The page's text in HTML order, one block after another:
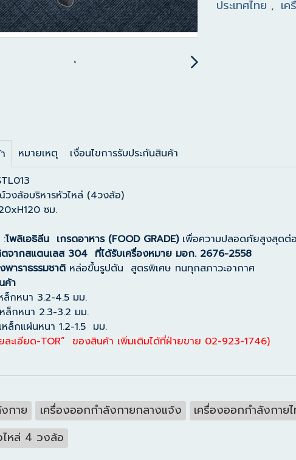
ประเทศไทย , เ
หมายเหตุ
เงื่อนไขการรับประกันสินค้า
งล้อบริหารหัวไหล่ (4วงล้อ)
ซม.
:โพลิเอธิลีน เกรดอาหาร (FOOD GRADE)เพื่อความปลอดภัยสูงสุดต่อ
จากสแตนเลส 304 ที่ได้รับเครื่องหมาย มอก. 2676-2558
พาราธรรมชาติ หล่อขึ้นรูปตัน สูตรพิเศษ ทนทุกสภาวะอากาศ
ค้า
ล็กหนา 3.2-4.5 มม.
ล็กหนา 2.3-3.2 มม.
ล็กแผ่นหนา 1.2-1.5 มม.
ละเอียด-TOR” ของสินค้า เพิ่มเติมได้ที่ฝ่ายขาย 02-923-1746)
กาย เครื่องออกกำลังกายกลางแจ้ง เครื่องออกกำลังกาย
ไหล่ 4 วงล้อ